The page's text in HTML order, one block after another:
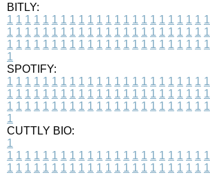
BITLY:
1 1 1 1 1 1 1 1 1 1 1 1 1 1 1 1 1 1 1 1 1 1 1
1 1 1 1 1 1 1 1 1 1 1 1 1 1 1 1 1 1 1 1 1 1 1
1 1 1 1 1 1 1 1 1 1 1 1 1 1 1 1 1 1 1 1 1 1 1
1
SPOTIFY:
1 1 1 1 1 1 1 1 1 1 1 1 1 1 1 1 1 1 1 1 1 1 1
1 1 1 1 1 1 1 1 1 1 1 1 1 1 1 1 1 1 1 1 1 1 1
1 1 1 1 1 1 1 1 1 1 1 1 1 1 1 1 1 1 1 1 1 1 1
1
CUTTLY BIO:
1
1 1 1 1 1 1 1 1 1 1 1 1 1 1 1 1 1 1 1 1 1 1 1
1 1 1 1 1 1 1 1 1 1 1 1 1 1 1 1 1 1 1 1 1 1 1